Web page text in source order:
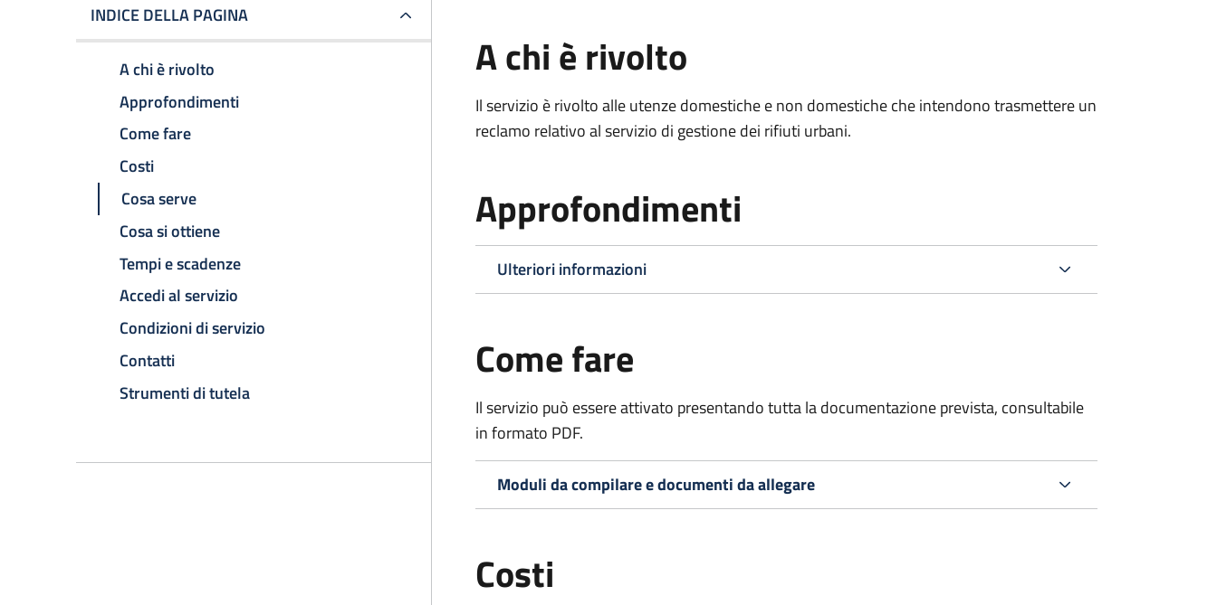
INDICE DELLA PAGINA
A chi è rivolto
Approfondimenti
Come fare
Costi
Cosa serve
Cosa si ottiene
Tempi e scadenze
Accedi al servizio
Condizioni di servizio
Contatti
Strumenti di tutela
A chi è rivolto
Il servizio è rivolto alle utenze domestiche e non domestiche che intendono trasmettere un
reclamo relativo al servizio di gestione dei rifiuti urbani.
Approfondimenti
Ulteriori informazioni
Come fare
Il servizio può essere attivato presentando tutta la documentazione prevista, consultabile
in formato PDF.
Moduli da compilare e documenti da allegare
Costi